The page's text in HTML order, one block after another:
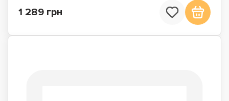
1 289 грн